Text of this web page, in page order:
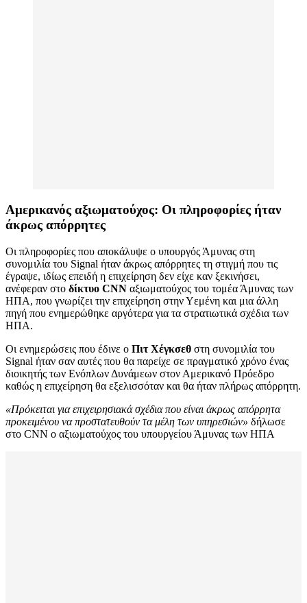
Αμερικανός αξιωματούχος: Οι πληροφορίες ήταν
άκρως απόρρητες
Οι πληροφορίες που αποκάλυψε ο υπουργός Άμυνας στη
συνομιλία του Signal ήταν άκρως απόρρητες τη στιγμή που τις
έγραψε, ιδίως επειδή η επιχείρηση δεν είχε καν ξεκινήσει,
ανέφεραν στο δίκτυο CNN αξιωματούχος του τομέα Άμυνας των
ΗΠΑ, που γνωρίζει την επιχείρηση στην Υεμένη και μια άλλη
πηγή που ενημερώθηκε αργότερα για τα στρατιωτικά σχέδια των
ΗΠΑ.
Οι ενημερώσεις που έδινε ο Πιτ Χέγκσεθ στη συνομιλία του
Signal ήταν σαν αυτές που θα παρείχε σε πραγματικό χρόνο ένας
διοικητής των Ενόπλων Δυνάμεων στον Αμερικανό Πρόεδρο
καθώς η επιχείρηση θα εξελισσόταν και θα ήταν πλήρως απόρρητη.
«Πρόκειται για επιχειρησιακά σχέδια που είναι άκρως απόρρητα
προκειμένου να προστατευθούν τα μέλη των υπηρεσιών» δήλωσε
στο CNN ο αξιωματούχος του υπουργείου Άμυνας των ΗΠΑ